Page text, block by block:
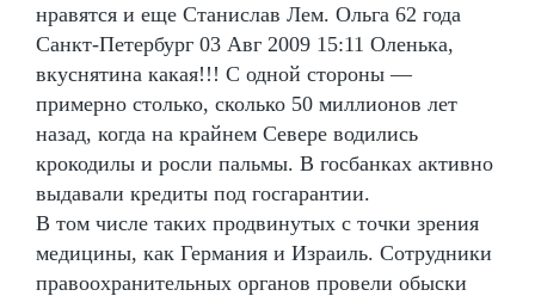
нравятся и еще Станислав Лем. Ольга 62 года
Санкт-Петербург 03 Авг 2009 15:11 Оленька,
вкуснятина какая!!! С одной стороны —
примерно столько, сколько 50 миллионов лет
назад, когда на крайнем Севере водились
крокодилы и росли пальмы. В госбанках активно
выдавали кредиты под госгарантии.
В том числе таких продвинутых с точки зрения
медицины, как Германия и Израиль. Сотрудники
правоохранительных органов провели обыски